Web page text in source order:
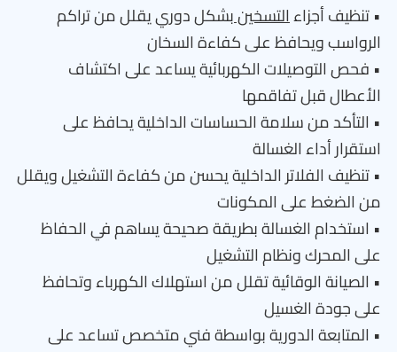
• تنظيف أجزاءالتسخينبشكل دوري يقلل من تراكم
الرواسب ويحافظ على كفاءة السخان
• فحص التوصيلات الكهربائية يساعد على اكتشاف
الأعطال قبل تفاقمها
• التأكد من سلامة الحساسات الداخلية يحافظ على
استقرار أداء الغسالة
• تنظيف الفلاتر الداخلية يحسن من كفاءة التشغيل ويقلل
من الضغط على المكونات
• استخدام الغسالة بطريقة صحيحة يساهم في الحفاظ
على المحرك ونظام التشغيل
• الصيانة الوقائية تقلل من استهلاك الكهرباء وتحافظ
على جودة الغسيل
• المتابعة الدورية بواسطة فني متخصص تساعد على